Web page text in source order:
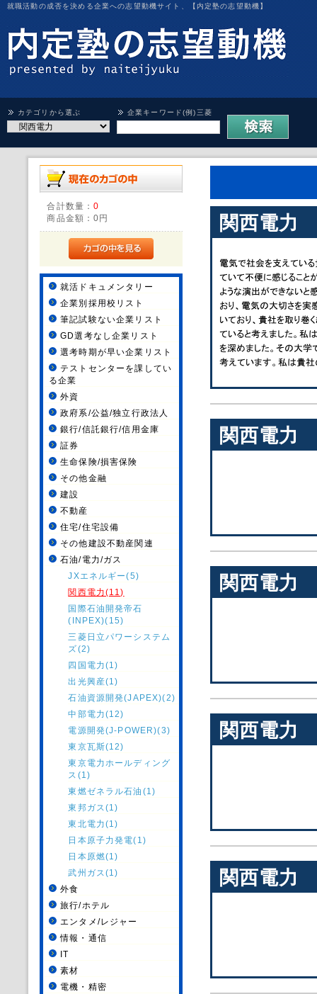
就職活動の成否を決める企業への志望動機サイト、【内定塾の志望動機】
カテゴリから選ぶ 企業キーワード(例)三菱
合計数量：0
商品金額：0円
就活ドキュメンタリー
企業別採用校リスト
筆記試験ない企業リスト
GD選考なし企業リスト
選考時期が早い企業リスト
テストセンターを課してい
る企業
外資
政府系/公益/独立行政法人
銀行/信託銀行/信用金庫
証券
生命保険/損害保険
その他金融
建設
不動産
住宅/住宅設備
その他建設不動産関連
石油/電力/ガス
JXエネルギー(5)
関西電力(11)
国際石油開発帝石
(INPEX)(15)
三菱日立パワーシステム
ズ(2)
四国電力(1)
出光興産(1)
石油資源開発(JAPEX)(2)
中部電力(12)
電源開発(J-POWER)(3)
東京瓦斯(12)
東京電力ホールディング
ス(1)
東燃ゼネラル石油(1)
東邦ガス(1)
東北電力(1)
日本原子力発電(1)
日本原燃(1)
武州ガス(1)
外食
旅行/ホテル
エンタメ/レジャー
情報・通信
IT
素材
電機・精密
関西電力
関西電力
関西電力
関西電力
関西電力